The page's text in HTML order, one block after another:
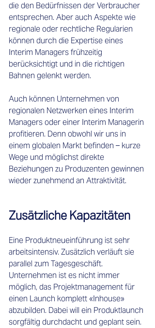
die den Bedürfnissen der Verbraucher
entsprechen. Aber auch Aspekte wie
regionale oder rechtliche Regularien
können durch die Expertise eines
Interim Managers frühzeitig
berücksichtigt und in die richtigen
Bahnen gelenkt werden.
Auch können Unternehmen von
regionalen Netzwerken eines Interim
Managers oder einer Interim Managerin
profitieren. Denn obwohl wir uns in
einem globalen Markt befinden – kurze
Wege und möglichst direkte
Beziehungen zu Produzenten gewinnen
wieder zunehmend an Attraktivität.
Zusätzliche Kapazitäten
Eine Produktneueinführung ist sehr
arbeitsintensiv. Zusätzlich verläuft sie
parallel zum Tagesgeschäft.
Unternehmen ist es nicht immer
möglich, das Projektmanagement für
einen Launch komplett «Inhouse»
abzubilden. Dabei will ein Produktlaunch
sorgfältig durchdacht und geplant sein.